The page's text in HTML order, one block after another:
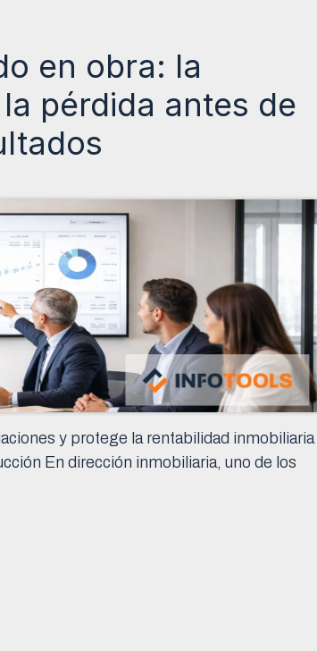
en obra: la
pérdida antes de
y protege la rentabilidad inmobiliaria
En dirección inmobiliaria, uno de los